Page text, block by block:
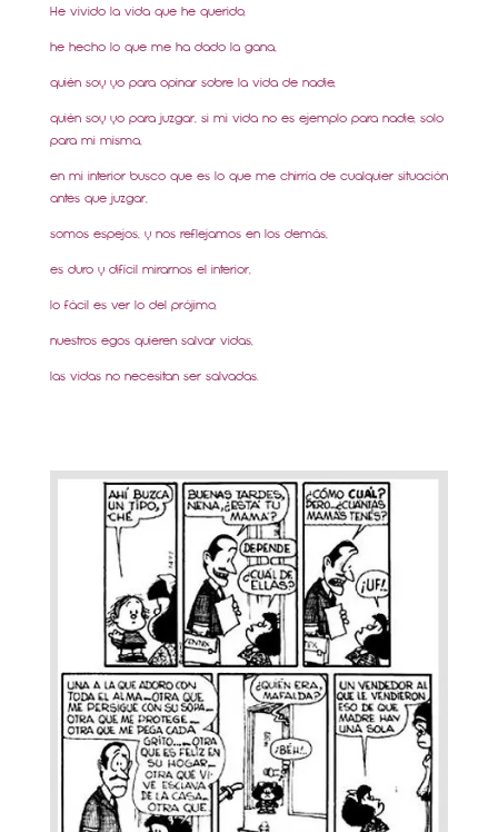
He vivido la vida que he querido,
he hecho lo que me ha dado la gana,
quién soy yo para opinar sobre la vida de nadie,
quién soy yo para juzgar, si mi vida no es ejemplo para nadie, solo
para mi misma,
en mi interior busco que es lo que me chirría de cualquier situación
antes que juzgar,
somos espejos, y nos reflejamos en los demás,
es duro y difícil mirarnos el interior,
lo fácil es ver lo del prójimo,
nuestros egos quieren salvar vidas,
las vidas no necesitan ser salvadas.